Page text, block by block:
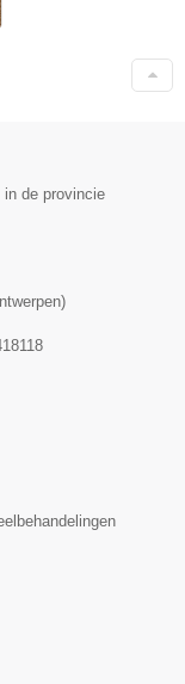
in de provincie
)